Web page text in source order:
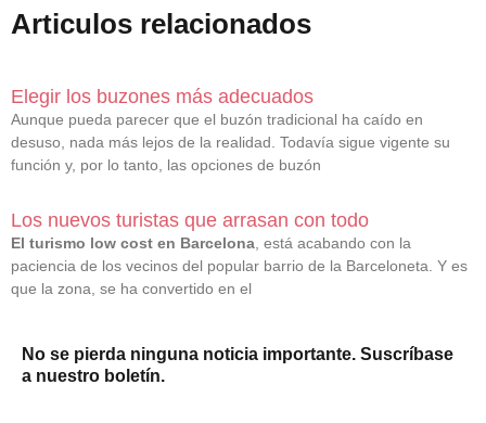
Articulos relacionados
Elegir los buzones más adecuados
Aunque pueda parecer que el buzón tradicional ha caído en
desuso, nada más lejos de la realidad. Todavía sigue vigente su
función y, por lo tanto, las opciones de buzón
Los nuevos turistas que arrasan con todo
El turismo low cost en Barcelona , está acabando con la
paciencia de los vecinos del popular barrio de la Barceloneta. Y es
que la zona, se ha convertido en el
No se pierda ninguna noticia importante. Suscríbase
a nuestro boletín.